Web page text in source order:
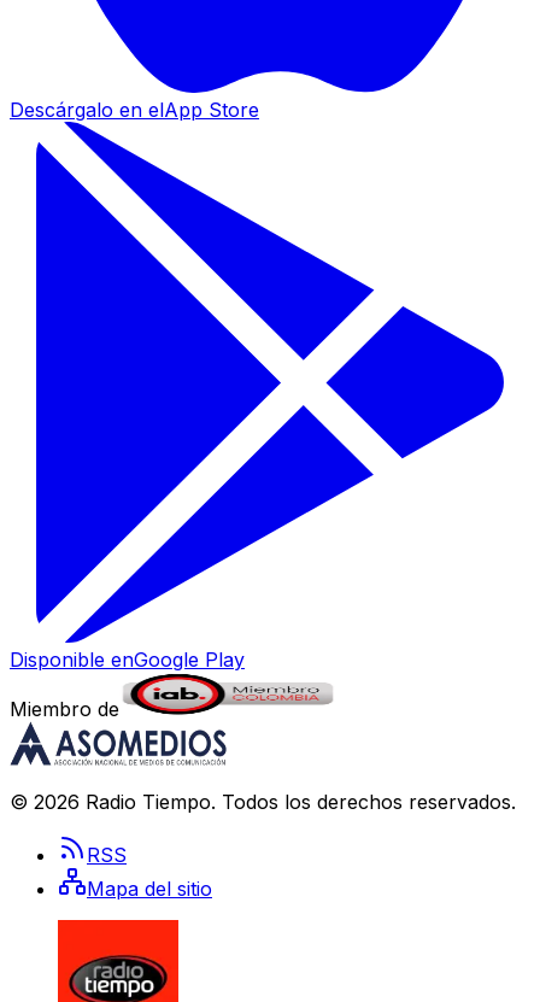
Descárgalo en elApp Store
Disponible enGoogle Play
Miembro de
© 2026 Radio Tiempo. Todos los derechos reservados.
RSS
Mapa del sitio